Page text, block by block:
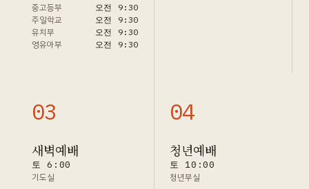
중고등부 오전 9:30
주일학교 오전 9:30
유치부 오전 9:30
영유아부 오전 9:30
03
새벽예배
토 6:00
기도실
04
청년예배
토 10:00
청년부실